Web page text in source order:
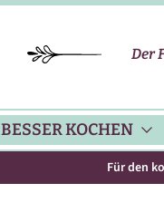
Der
BESSER KOCHEN
Für den